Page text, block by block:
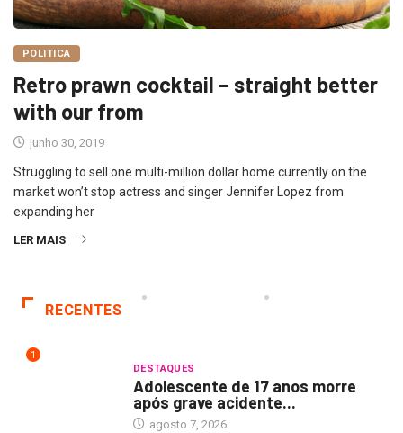
POLITICA
Retro prawn cocktail – straight better
with our from
junho 30, 2019
Struggling to sell one multi-million dollar home currently on the
market won’t stop actress and singer Jennifer Lopez from
expanding her
LER MAIS
RECENTES
1
DESTAQUES
Adolescente de 17 anos morre
após grave acidente...
agosto 7, 2026